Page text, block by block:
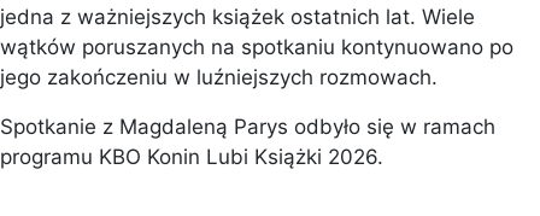
jedna z ważniejszych książek ostatnich lat. Wiele
wątków poruszanych na spotkaniu kontynuowano po
jego zakończeniu w luźniejszych rozmowach.
Spotkanie z Magdaleną Parys odbyło się w ramach
programu KBO Konin Lubi Książki 2026.